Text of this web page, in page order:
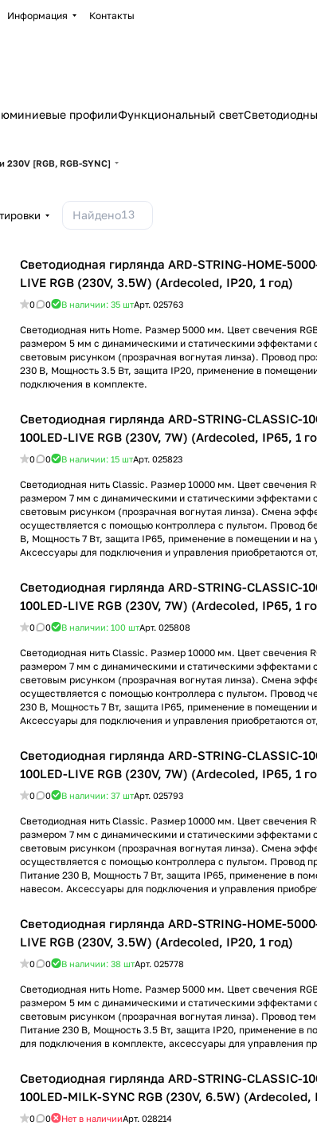
Информация Контакты
профилиФункциональный свет
230V [RGB, RGB-SYNC]
Найдено13
Светодиодная гирлянда ARD-STRING-HOME-
LIVE RGB (230V, 3.5W) (Ardecoled, IP20, 1 год)
0 0 В наличии: 35 штАрт. 025763
Светодиодная нить Home. Размер 5000 мм. Цвет свечения
размером 5 мм с динамическими и статическими эффектами
световым рисунком (прозрачная вогнутая линза). Провод
230 В, Мощность 3.5 Вт, защита IP20, применение в
подключения в комплекте.
Светодиодная гирлянда ARD-STRING-CLASSIC-
100LED-LIVE RGB (230V, 7W) (Ardecoled, IP65, 1
0 0 В наличии: 15 штАрт. 025823
Светодиодная нить Classic. Размер 10000 мм. Цвет свечения
размером 7 мм с динамическими и статическими эффектами
световым рисунком (прозрачная вогнутая линза). Смена
осуществляется с помощью контроллера с пультом. Провод
В, Мощность 7 Вт, защита IP65, применение в помещении и на
Аксессуары для подключения и управления приобретаются
Светодиодная гирлянда ARD-STRING-CLASSIC-
100LED-LIVE RGB (230V, 7W) (Ardecoled, IP65, 1
0 0 В наличии: 100 штАрт. 025808
Светодиодная нить Classic. Размер 10000 мм. Цвет свечения
размером 7 мм с динамическими и статическими эффектами
световым рисунком (прозрачная вогнутая линза). Смена
осуществляется с помощью контроллера с пультом. Провод
230 В, Мощность 7 Вт, защита IP65, применение в помещении
Аксессуары для подключения и управления приобретаются
Светодиодная гирлянда ARD-STRING-CLASSIC-
100LED-LIVE RGB (230V, 7W) (Ardecoled, IP65, 1
0 0 В наличии: 37 штАрт. 025793
Светодиодная нить Classic. Размер 10000 мм. Цвет свечения
размером 7 мм с динамическими и статическими эффектами
световым рисунком (прозрачная вогнутая линза). Смена
осуществляется с помощью контроллера с пультом. Провод
Питание 230 В, Мощность 7 Вт, защита IP65, применение в
навесом. Аксессуары для подключения и управления
Светодиодная гирлянда ARD-STRING-HOME-
LIVE RGB (230V, 3.5W) (Ardecoled, IP20, 1 год)
0 0 В наличии: 38 штАрт. 025778
Светодиодная нить Home. Размер 5000 мм. Цвет свечения
размером 5 мм с динамическими и статическими эффектами
световым рисунком (прозрачная вогнутая линза). Провод
Питание 230 В, Мощность 3.5 Вт, защита IP20, применение в
для подключения в комплекте, аксессуары для управления
Светодиодная гирлянда ARD-STRING-CLASSIC-
100LED-MILK-SYNC RGB (230V, 6.5W) (Ardecoled,
0 0 Нет в наличииАрт. 028214